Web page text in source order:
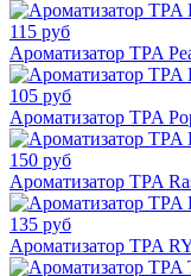
115 руб
Ароматизатор TPA
105 руб
Ароматизатор TPA
150 руб
Ароматизатор TPA
135 руб
Ароматизатор TPA